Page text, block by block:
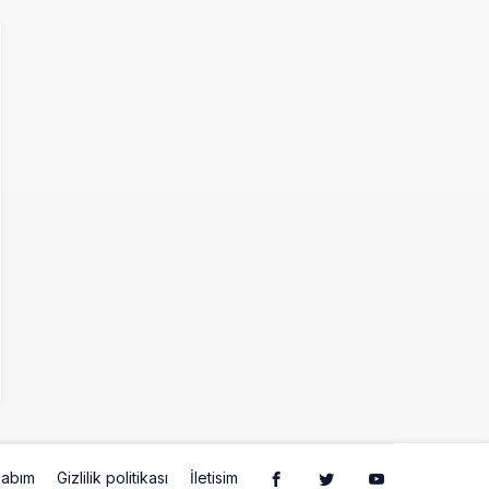
Gizlilik politikası İletisim